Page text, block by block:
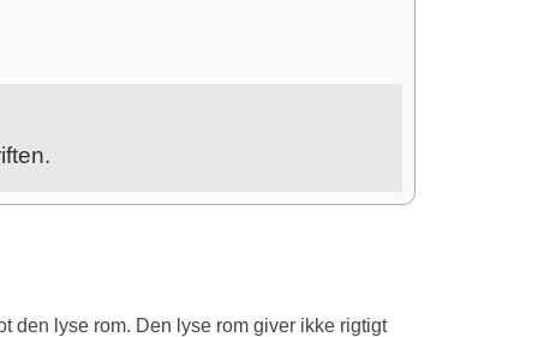
den lyse rom. Den lyse rom giver ikke rigtigt